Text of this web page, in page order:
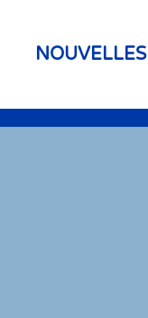
NOUVELLES